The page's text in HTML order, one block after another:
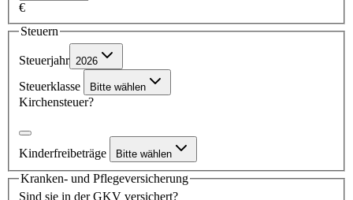
€
Steuern
Steuerjahr 2026
Steuerklasse Bitte wählen
Kirchensteuer?
Kinderfreibeträge Bitte wählen
Kranken- und Pflegeversicherung
Sind sie in der GKV versichert?